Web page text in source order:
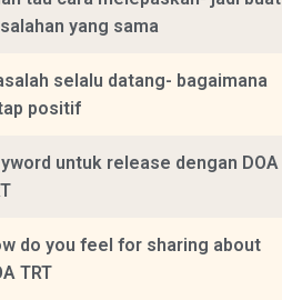
yang sama
selalu datang- bagaimana
positif
untuk release dengan DOA
do you feel for sharing about
TRT